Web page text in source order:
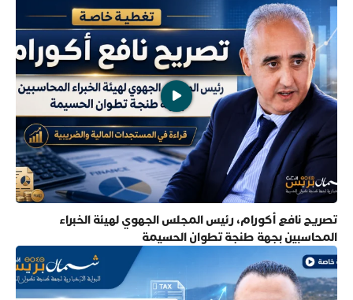
تصريح نافع أكورام، رئيس المجلس الجهوي لهيئة الخبراء
المحاسبين بجهة طنجة تطوان الحسيمة